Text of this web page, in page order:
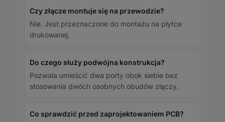
Czy złącze montuje się na przewodzie?
Nie. Jest przeznaczone do montażu na płytce
drukowanej.
Do czego służy podwójna konstrukcja?
Pozwala umieścić dwa porty obok siebie bez
stosowania dwóch osobnych obudów złączy.
Co sprawdzić przed zaprojektowaniem PCB?